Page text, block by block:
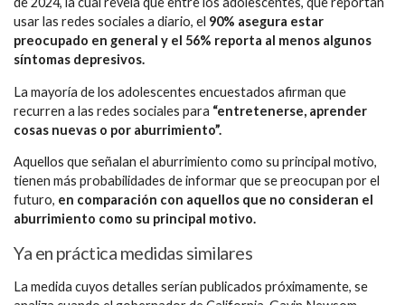
usar las redes sociales a diario, el 90% asegura estar
preocupado en general y el 56% reporta al menos algunos
síntomas depresivos.
La mayoría de los adolescentes encuestados afirman que
recurren a las redes sociales para “entretenerse, aprender
cosas nuevas o por aburrimiento”.
Aquellos que señalan el aburrimiento como su principal motivo,
tienen más probabilidades de informar que se preocupan por el
futuro, en comparación con aquellos que no consideran el
aburrimiento como su principal motivo.
Ya en práctica medidas similares
La medida cuyos detalles serían publicados próximamente, se